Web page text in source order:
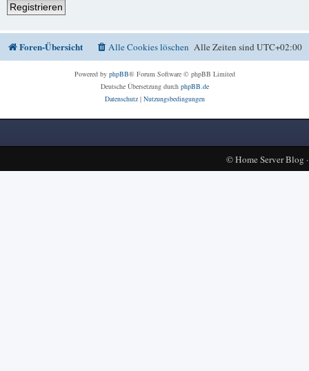
Registrieren
Foren-Übersicht Alle Zeiten sindUTC+02:00
Alle Cookies löschen
Powered by phpBB® Forum Software © phpBB Limited
Deutsche Übersetzung durch phpBB.de
Datenschutz| Nutzungsbedingungen
©Home Server Blog